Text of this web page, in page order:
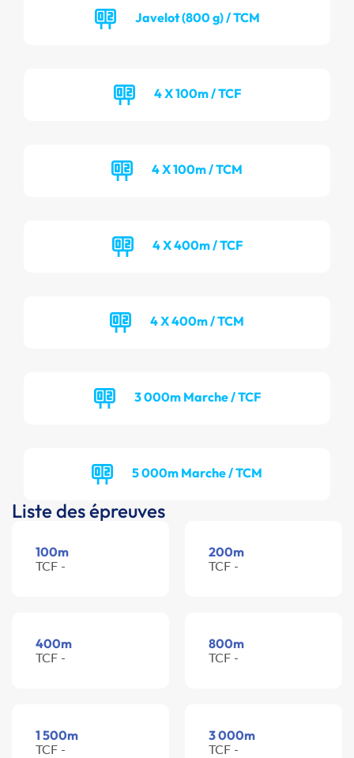
Javelot (800 g) / TCM
4 X 100m / TCF
4 X 100m / TCM
4 X 400m / TCF
4 X 400m / TCM
3 000m Marche / TCF
5 000m Marche / TCM
Liste des épreuves
100m
TCF -
200m
TCF -
400m
TCF -
800m
TCF -
1 500m
TCF -
3 000m
TCF -